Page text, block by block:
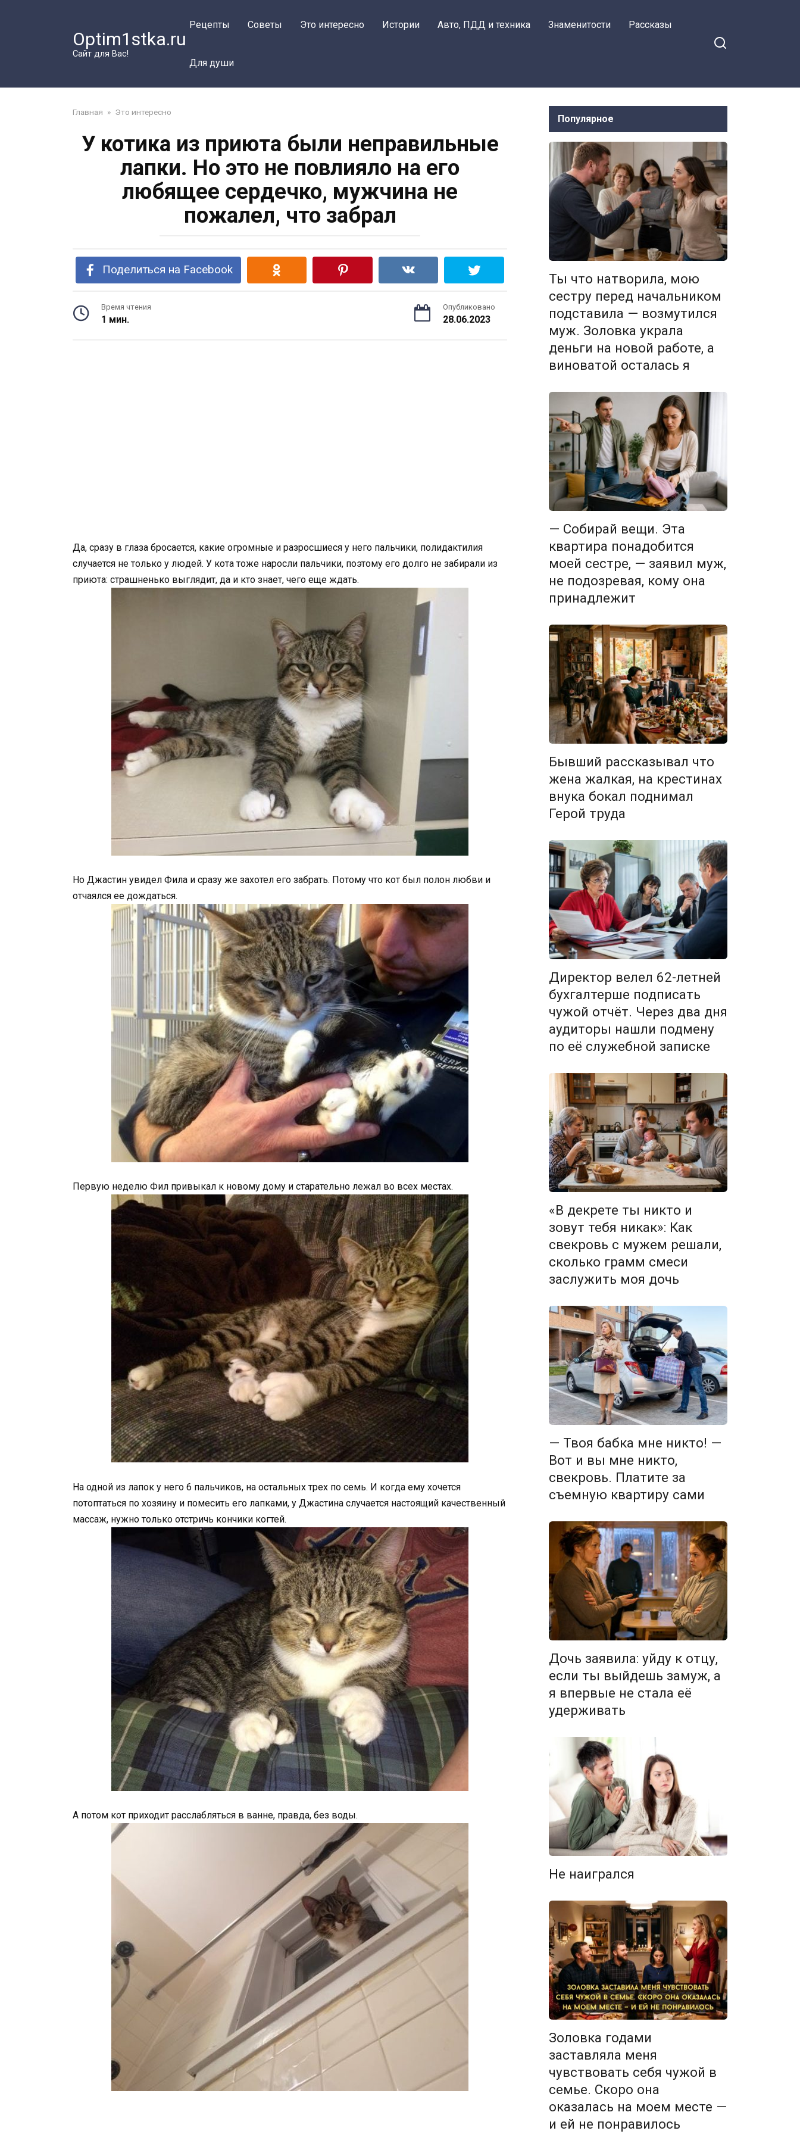
Optim1stka.ru
Сайт для Вас!
Рецепты Советы Это интересно Истории Авто, ПДД и техника Знаменитости Рассказы
Для души
Главная » Это интересно
У котика из приюта были неправильные
лапки. Но это не повлияло на его
любящее сердечко, мужчина не
пожалел, что забрал
Поделиться на Facebook
Время чтения
1 мин.
Опубликовано
28.06.2023
Да, сразу в глаза бросается, какие огромные и разросшиеся у него пальчики, полидактилия
случается не только у людей. У кота тоже наросли пальчики, поэтому его долго не забирали из
приюта: страшненько выглядит, да и кто знает, чего еще ждать.
Но Джастин увидел Фила и сразу же захотел его забрать. Потому что кот был полон любви и
отчаялся ее дождаться.
Первую неделю Фил привыкал к новому дому и старательно лежал во всех местах.
На одной из лапок у него 6 пальчиков, на остальных трех по семь. И когда ему хочется
потоптаться по хозяину и помесить его лапками, у Джастина случается настоящий качественный
массаж, нужно только отстричь кончики когтей.
А потом кот приходит расслабляться в ванне, правда, без воды.
Популярное
Ты что натворила, мою
сестру перед начальником
подставила — возмутился
муж. Золовка украла
деньги на новой работе, а
виноватой осталась я
— Собирай вещи. Эта
квартира понадобится
моей сестре, — заявил муж,
не подозревая, кому она
принадлежит
Бывший рассказывал что
жена жалкая, на крестинах
внука бокал поднимал
Герой труда
Директор велел 62-летней
бухгалтерше подписать
чужой отчёт. Через два дня
аудиторы нашли подмену
по её служебной записке
«В декрете ты никто и
зовут тебя никак»: Как
свекровь с мужем решали,
сколько грамм смеси
заслужить моя дочь
— Твоя бабка мне никто! —
Вот и вы мне никто,
свекровь. Платите за
съемную квартиру сами
Дочь заявила: уйду к отцу,
если ты выйдешь замуж, а
я впервые не стала её
удерживать
Не наигрался
Золовка годами
заставляла меня
чувствовать себя чужой в
семье. Скоро она
оказалась на моем месте —
и ей не понравилось